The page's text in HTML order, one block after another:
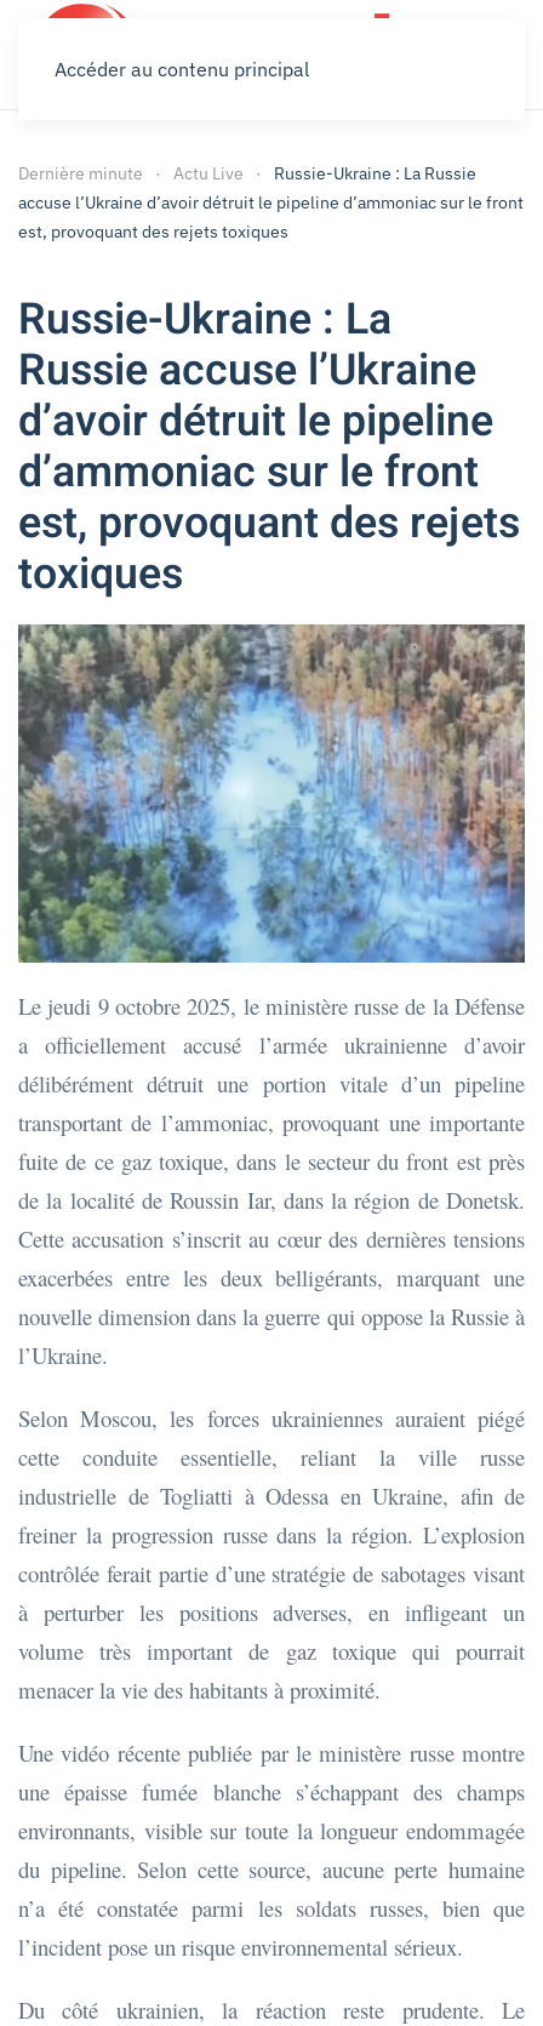
Accéder au contenu principal
Dernière minute Actu Live
Russie-Ukraine : La Russie
accuse l’Ukraine d’avoir détruit le pipeline d’ammoniac sur le front
est, provoquant des rejets toxiques
Russie-Ukraine : La
Russie accuse l’Ukraine
d’avoir détruit le pipeline
d’ammoniac sur le front
est, provoquant des rejets
toxiques
Le jeudi 9 octobre 2025, le ministère russe de la Défense
a officiellement accusé l’armée ukrainienne d’avoir
délibérément détruit une portion vitale d’un pipeline
transportant de l’ammoniac, provoquant une importante
fuite de ce gaz toxique, dans le secteur du front est près
de la localité de Roussin Iar, dans la région de Donetsk.
Cette accusation s’inscrit au cœur des dernières tensions
exacerbées entre les deux belligérants, marquant une
nouvelle dimension dans la guerre qui oppose la Russie à
l’Ukraine.​
Selon Moscou, les forces ukrainiennes auraient piégé
cette conduite essentielle, reliant la ville russe
industrielle de Togliatti à Odessa en Ukraine, afin de
freiner la progression russe dans la région. L’explosion
contrôlée ferait partie d’une stratégie de sabotages visant
à perturber les positions adverses, en infligeant un
volume très important de gaz toxique qui pourrait
menacer la vie des habitants à proximité.​
Une vidéo récente publiée par le ministère russe montre
une épaisse fumée blanche s’échappant des champs
environnants, visible sur toute la longueur endommagée
du pipeline. Selon cette source, aucune perte humaine
n’a été constatée parmi les soldats russes, bien que
l’incident pose un risque environnemental sérieux.​
Du côté ukrainien, la réaction reste prudente. Le